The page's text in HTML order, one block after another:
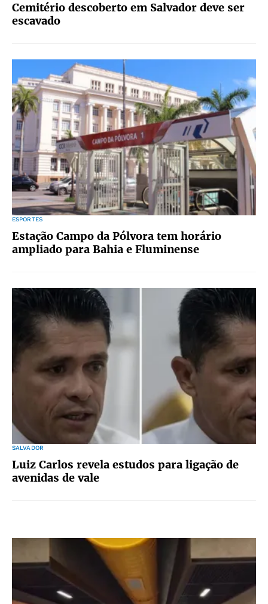
Cemitério descoberto em Salvador deve ser
escavado
ESPORTES
Estação Campo da Pólvora tem horário
ampliado para Bahia e Fluminense
SALVADOR
Luiz Carlos revela estudos para ligação de
avenidas de vale